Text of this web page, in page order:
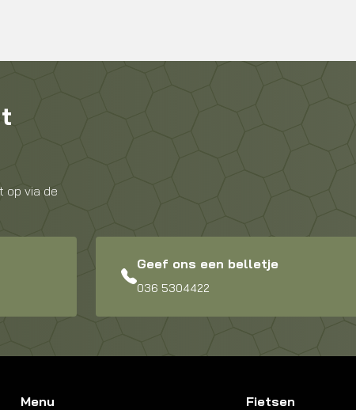
op via de
Geef ons een belletje
036 5304422
Menu Fietsen